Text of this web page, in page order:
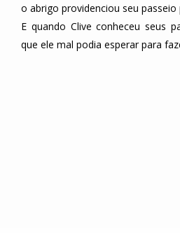
o abrigo providenciou seu passeio
E quando Clive conheceu seus
que ele mal podia esperar para